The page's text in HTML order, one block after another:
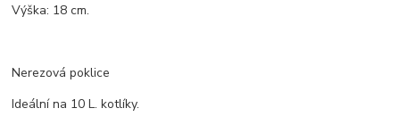
Výška: 18 cm.
Nerezová poklice
Ideální na 10 L. kotlíky.